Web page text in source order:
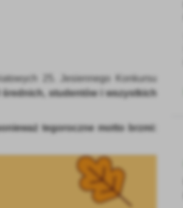
25. Jesiennego Konkursu
średnich, studentów i wszystkich
tegoroczne motto brzmi: